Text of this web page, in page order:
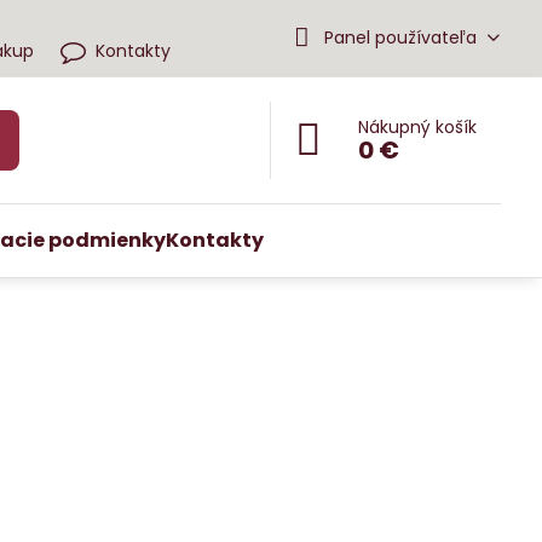
Kontakty
Panel používateľa
Nákupný košík
0 €
podmienkyKontakty